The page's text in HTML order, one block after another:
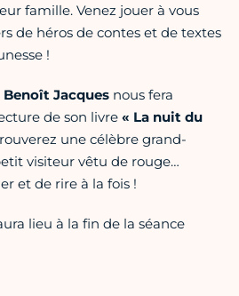
famille. Venez jouer à vous
de héros de contes et de textes
!
Jacques nous fera
de son livre « La nuit du
une célèbre grand-
visiteur vêtu de rouge…
et de rire à la fois !
lieu à la fin de la séance